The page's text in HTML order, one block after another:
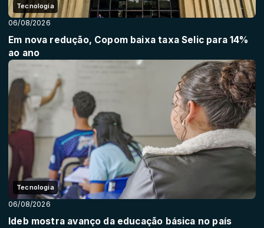
Tecnologia
06/08/2026
Em nova redução, Copom baixa taxa Selic para 14%
ao ano
Tecnologia
06/08/2026
Ideb mostra avanço da educação básica no país